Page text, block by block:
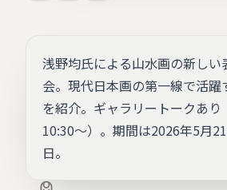
浅野均氏による山水画の新しい
会。現代日本画の第一線で活躍
を紹介。ギャラリートークあり
10:30〜）。期間は2026年5月
日。